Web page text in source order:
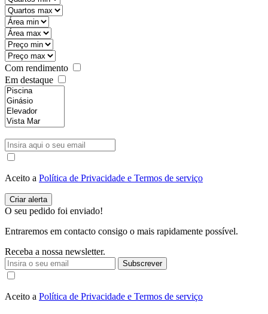
Com rendimento
Em destaque
Aceito a Política de Privacidade e Termos de serviço
O seu pedido foi enviado!
Entraremos em contacto consigo o mais rapidamente possível.
Receba a nossa newsletter.
Subscrever
Aceito a Política de Privacidade e Termos de serviço